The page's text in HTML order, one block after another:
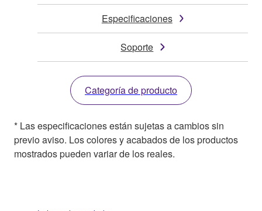
Especificaciones
Soporte
Categoría de producto
* Las especificaciones están sujetas a cambios sin
previo aviso. Los colores y acabados de los productos
mostrados pueden variar de los reales.